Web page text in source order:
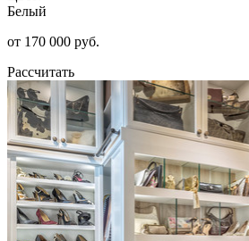
Белый
от 170 000 руб.
Рассчитать